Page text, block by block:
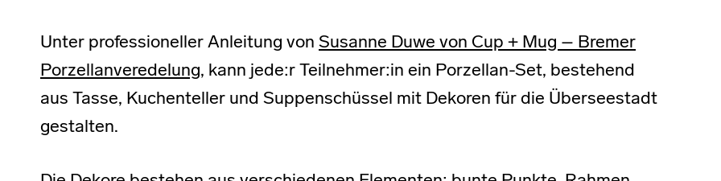
Unter professioneller Anleitung von Susanne Duwe von Cup + Mug – Bremer
Porzellanveredelung, kann jede:r Teilnehmer:in ein Porzellan-Set, bestehend
aus Tasse, Kuchenteller und Suppenschüssel mit Dekoren für die Überseestadt
gestalten.